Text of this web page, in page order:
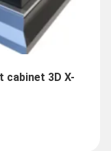
cabinet 3D X-